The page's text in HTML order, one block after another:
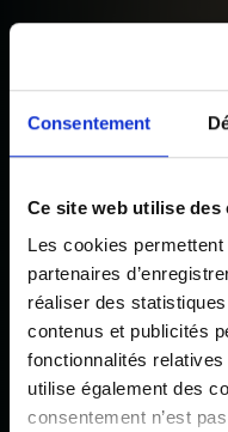
Consentement
Ce site web utilise des
Les cookies
partenaires
réaliser des
contenus et publicités
fonctionnalités
utilise également des
consentement n’est